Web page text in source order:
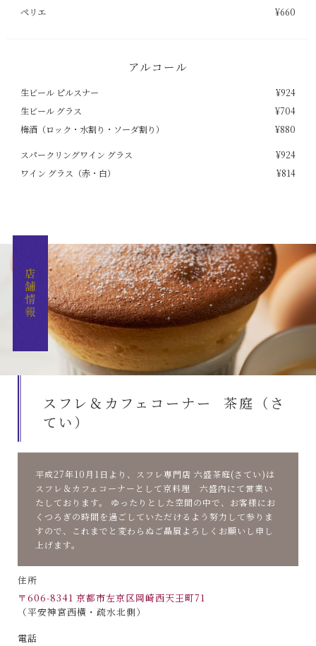
ペリエ
¥660
アルコール
生ビール ピルスナー
¥924
生ビール グラス
¥704
梅酒（ロック・水割り・ソーダ割り）
¥880
スパークリングワイン グラス
¥924
ワイン グラス（赤・白）
¥814
スフレ＆カフェコーナー 茶庭（さ
てい）
平成27年10月1日より、スフレ専門店 六盛茶庭(さてい)は
スフレ＆カフェコーナーとして京料理 六盛内にて営業い
たしております。 ゆったりとした空間の中で、お客様にお
くつろぎの時間を過ごしていただけるよう努力して参りま
すので、これまでと変わらぬご贔屓よろしくお願いし申し
上げます。
住所
〒606-8341 京都市左京区岡崎西天王町71
（平安神宮西横・疏水北側）
電話